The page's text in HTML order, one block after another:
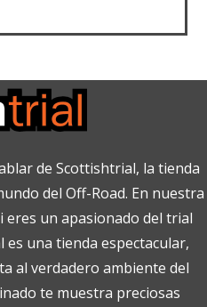
de Scottishtrial, la tienda
del Off-Road. En nuestra
un apasionado del trial
una tienda espectacular,
al verdadero ambiente del
te muestra preciosas